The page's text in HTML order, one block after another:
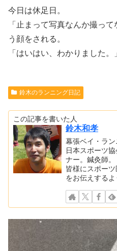
今日は休足日。
「止まって写真なんか撮っ
う顔をされる。
「はいはい、わかりました。
鈴木のランニング日記
この記事を書いた人
鈴木和孝
幕張ベイ・ラン
日本スポーツ
ナー。鍼灸師。
皆様にスポー
をお伝えするよ